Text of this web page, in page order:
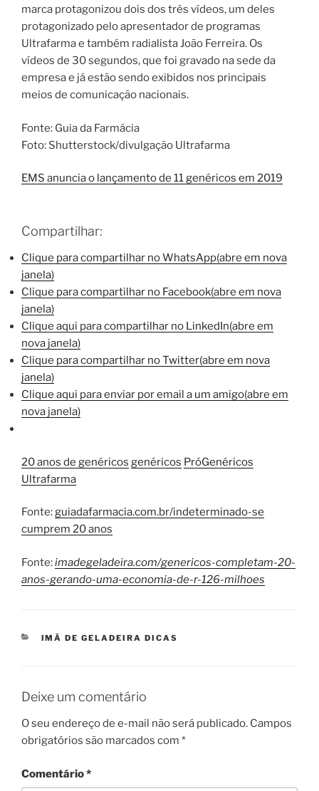
marca protagonizou dois dos três vídeos, um deles
protagonizado pelo apresentador de programas
Ultrafarma e também radialista João Ferreira. Os
vídeos de 30 segundos, que foi gravado na sede da
empresa e já estão sendo exibidos nos principais
meios de comunicação nacionais.
Fonte: Guia da Farmácia
Foto: Shutterstock/divulgação Ultrafarma
EMS anuncia o lançamento de 11 genéricos em 2019
Compartilhar:
Clique para compartilhar no WhatsApp(abre em nova
janela)
Clique para compartilhar no Facebook(abre em nova
janela)
Clique aqui para compartilhar no LinkedIn(abre em
nova janela)
Clique para compartilhar no Twitter(abre em nova
janela)
Clique aqui para enviar por email a um amigo(abre em
nova janela)
20 anos de genéricos genéricos PróGenéricos
Ultrafarma
Fonte:guiadafarmacia.com.br/indeterminado-se
cumprem 20 anos
Fonte:imadegeladeira.com/genericos-completam-20-
anos-gerando-uma-economia-de-r-126-milhoes
CATEGORIAS
IMÃ DE GELADEIRA DICAS
Deixe um comentário
O seu endereço de e-mail não será publicado. Campos
obrigatórios são marcados com *
Comentário*